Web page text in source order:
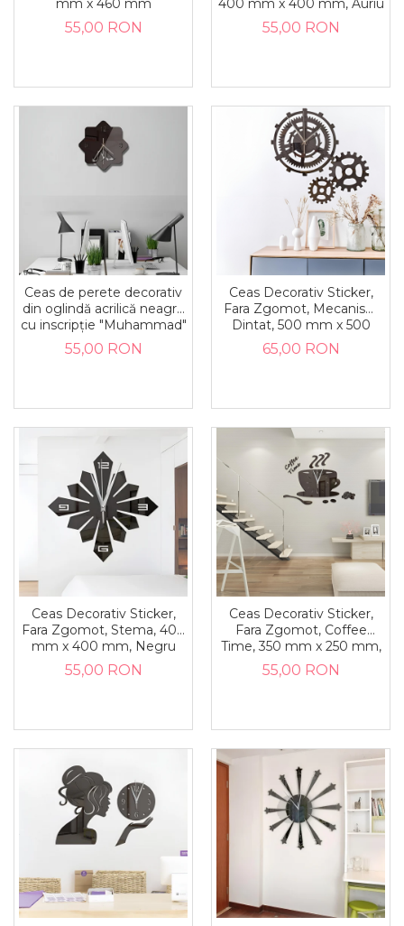
mm x 460 mm
55,00 RON
400 mm x 400 mm, Auriu
55,00 RON
Ceas de perete decorativ
din oglindă acrilică neagră
cu inscripție "Muhammad"
55,00 RON
Ceas Decorativ Sticker,
Fara Zgomot, Mecanism
Dintat, 500 mm x 500
mm
65,00 RON
Ceas Decorativ Sticker,
Fara Zgomot, Stema, 400
mm x 400 mm, Negru
55,00 RON
Ceas Decorativ Sticker,
Fara Zgomot, Coffee
Time, 350 mm x 250 mm,
Decorare Cafenea
55,00 RON